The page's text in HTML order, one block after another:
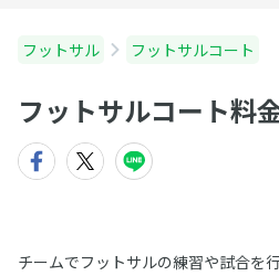
フットサル フットサルコート
フットサルコート料
チームでフットサルの練習や試合を